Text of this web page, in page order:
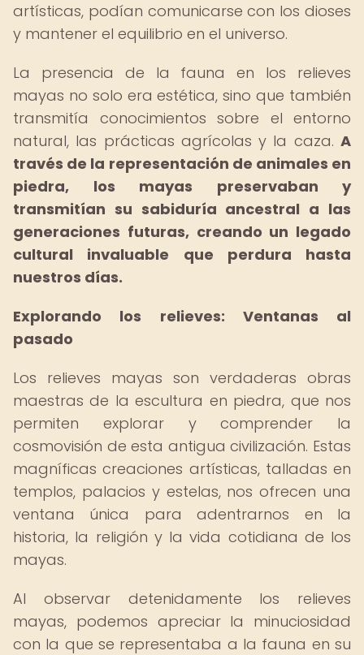
artísticas, podían comunicarse con los dioses
y mantener el equilibrio en el universo.
La presencia de la fauna en los relieves
mayas no solo era estética, sino que también
transmitía conocimientos sobre el entorno
natural, las prácticas agrícolas y la caza. A
través de la representación de animales en
piedra, los mayas preservaban y
transmitían su sabiduría ancestral a las
generaciones futuras, creando un legado
cultural invaluable que perdura hasta
nuestros días.
Explorando los relieves: Ventanas al
pasado
Los relieves mayas son verdaderas obras
maestras de la escultura en piedra, que nos
permiten explorar y comprender la
cosmovisión de esta antigua civilización. Estas
magníficas creaciones artísticas, talladas en
templos, palacios y estelas, nos ofrecen una
ventana única para adentrarnos en la
historia, la religión y la vida cotidiana de los
mayas.
Al observar detenidamente los relieves
mayas, podemos apreciar la minuciosidad
con la que se representaba a la fauna en su